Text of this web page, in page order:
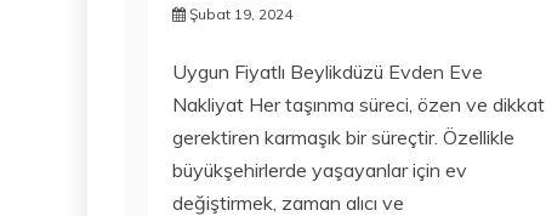
Şubat 19, 2024
Uygun Fiyatlı Beylikdüzü Evden Eve
Nakliyat Her taşınma süreci, özen ve dikkat
gerektiren karmaşık bir süreçtir. Özellikle
büyükşehirlerde yaşayanlar için ev
değiştirmek, zaman alıcı ve